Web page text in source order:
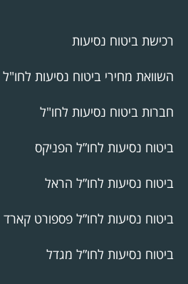
רכישת ביטוח נסיעות
השוואת מחירי ביטוח נסיעות לחו"ל
חברות ביטוח נסיעות לחו"ל
ביטוח נסיעות לחו”ל הפניקס
ביטוח נסיעות לחו”ל הראל
ביטוח נסיעות לחו”ל פספורט קארד
ביטוח נסיעות לחו”ל מגדל